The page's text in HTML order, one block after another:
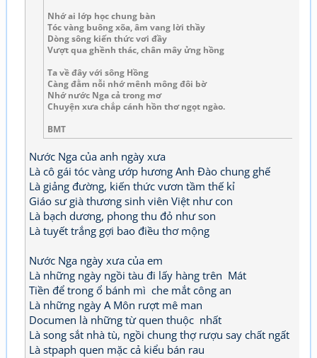
Nhớ ai lớp học chung bàn
Tóc vàng buông xõa, âm vang lời thầy
Dòng sông kiến thức vơi đầy
Vượt qua ghềnh thác, chân mây ửng hồng
Ta về đây với sông Hồng
Càng đằm nỗi nhớ mênh mông đôi bờ
Nhớ nước Nga cả trong mơ
Chuyện xưa chắp cánh hồn thơ ngọt ngào.
BMT
Nước Nga của anh ngày xưa
Là cô gái tóc vàng ướp hương Anh Đào chung ghế
Là giảng đường, kiến thức vươn tầm thế kỉ
Giáo sư già thương sinh viên Việt như con
Là bạch dương, phong thu đỏ như son
Là tuyết trắng gợi bao điều thơ mộng
Nước Nga ngày xưa của em
Là những ngày ngồi tàu đi lấy hàng trên Mát
Tiền để trong ổ bánh mì che mắt công an
Là những ngày A Môn rượt mê man
Documen là những từ quen thuộc nhất
Là song sắt nhà tù, ngồi chung thợ rượu say chất ngất
Là stpaph quen mặc cả kiểu bán rau